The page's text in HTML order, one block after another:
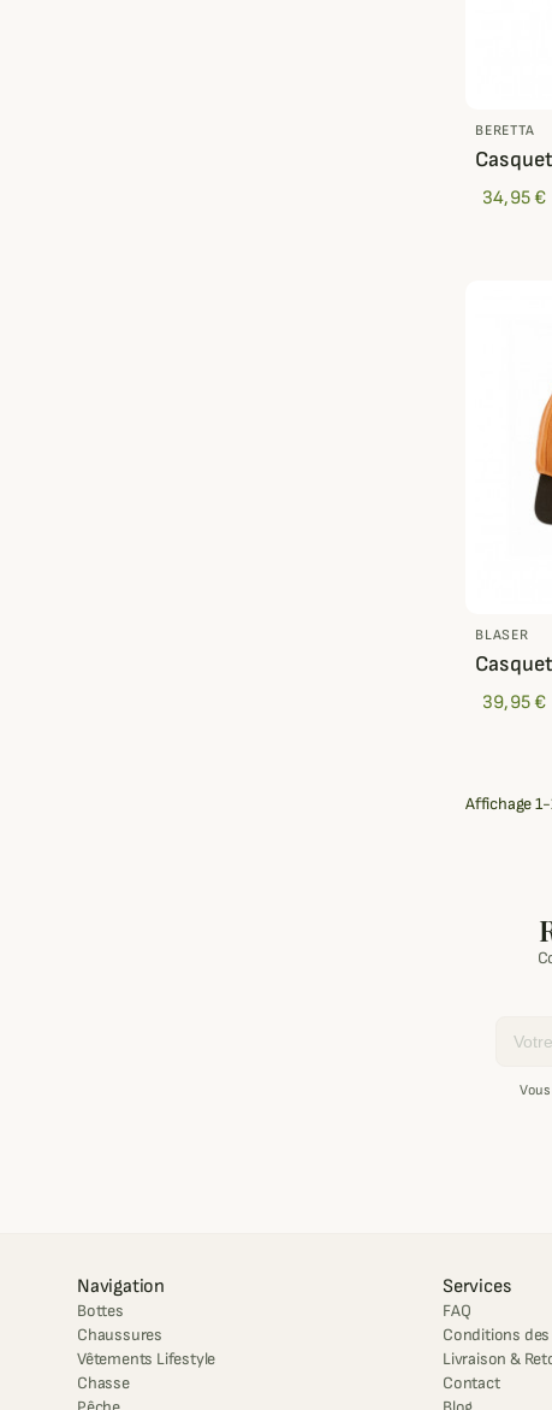
BERETTA
34,95 €
BLASER
39,95 €
Affichage
Navigation
Bottes
Chaussures
Vêtements Lifestyle
Chasse
Services
FAQ
Conditions
Livraison &
Contact